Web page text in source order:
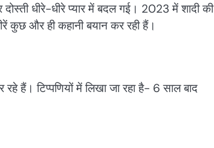
धीरे-धीरे प्यार में बदल गई। 2023 में शादी की
कुछ और ही कहानी बयान कर रही हैं।
हैं। टिप्पणियों में लिखा जा रहा है- 6 साल बाद